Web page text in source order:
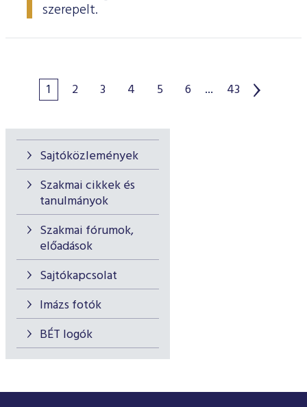
Sajtóközlemények
Szakmai cikkek és
tanulmányok
Szakmai fórumok,
előadások
Sajtókapcsolat
Imázs fotók
BÉT logók
szerepelt.
1 2 3 4 5 6 ... 43